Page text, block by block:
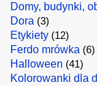
Domy, budynki,
Dora (3)
Etykiety (12)
Ferdo mrówka (6)
Halloween (41)
Kolorowanki dla